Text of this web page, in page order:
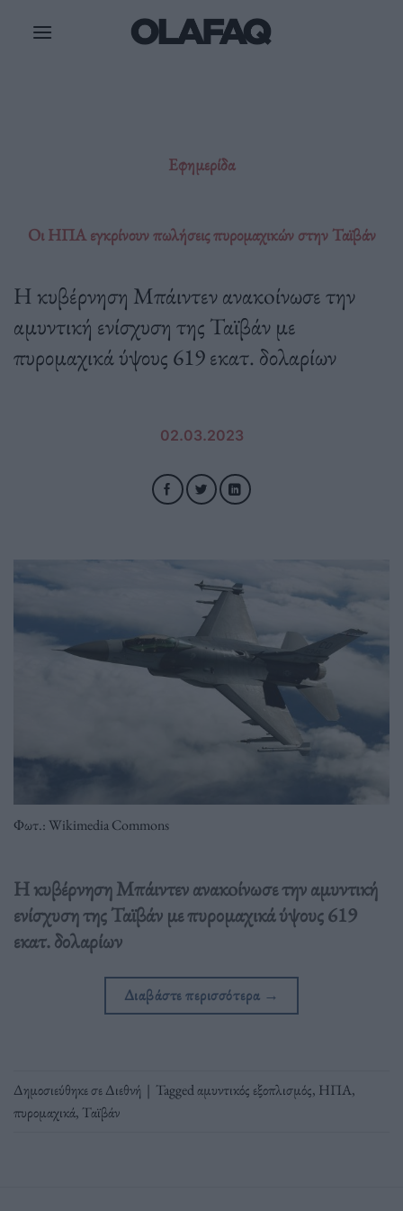
Εφημερίδα
Οι ΗΠΑ εγκρίνουν πωλήσεις πυρομαχικών στην Ταϊβάν
Η κυβέρνηση Μπάιντεν ανακoίνωσε την
αμυντική ενίσχυση της Ταϊβάν με
πυρομαχικά ύψους 619 εκατ. δολαρίων
02.03.2023
Φωτ.: Wikimedia Commons
Η κυβέρνηση Μπάιντεν ανακoίνωσε την αμυντική
ενίσχυση της Ταϊβάν με πυρομαχικά ύψους 619
εκατ. δολαρίων
Διαβάστε περισσότερα →
Δημοσιεύθηκε σεΔιεθνή | Taggedαμυντικός εξοπλισμός, ΗΠΑ,
πυρομαχικά, Ταϊβάν